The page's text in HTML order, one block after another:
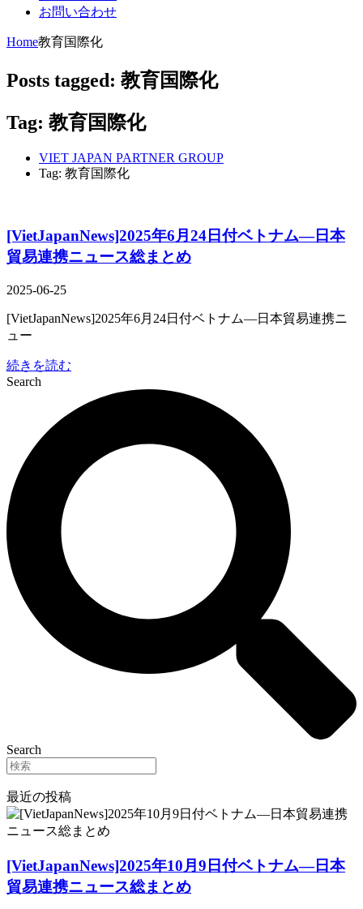
お問い合わせ
Home教育国際化
Posts tagged: 教育国際化
Tag: 教育国際化
VIET JAPAN PARTNER GROUP
Tag: 教育国際化
[VietJapanNews]2025年6月24日付ベトナム―日本
貿易連携ニュース総まとめ
2025-06-25
[VietJapanNews]2025年6月24日付ベトナム―日本貿易連携ニ
ュー
続きを読む
Search
Search
最近の投稿
[VietJapanNews]2025年10月9日付ベトナム―日本
貿易連携ニュース総まとめ